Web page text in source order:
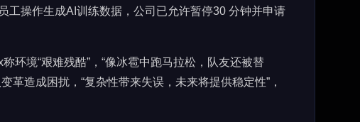
工操作生成AI训练数据，公司已允许暂停30 分钟并申请
环境“艰难残酷”，“像冰雹中跑马拉松，队友还被替
革造成困扰，“复杂性带来失误，未来将提供稳定性”，